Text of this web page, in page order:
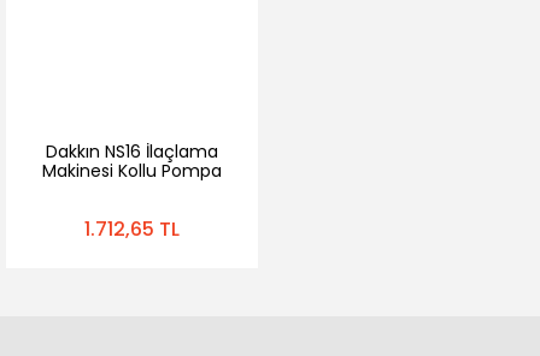
Dakkın NS16 İlaçlama
Makinesi Kollu Pompa
1.712,65 TL